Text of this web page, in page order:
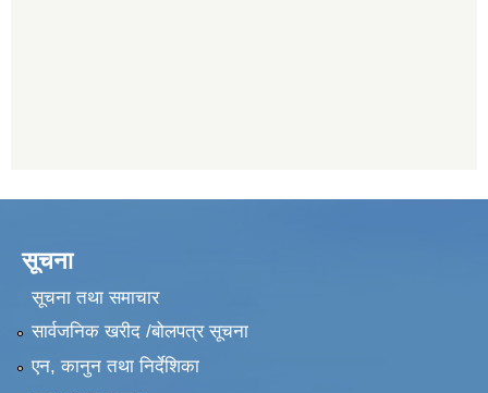
सूचना
सूचना तथा समाचार
सार्वजनिक खरीद /बोलपत्र सूचना
एन, कानुन तथा निर्देशिका